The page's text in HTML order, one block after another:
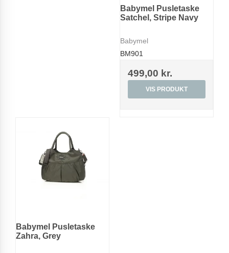
Babymel Pusletaske
Satchel, Stripe Navy
Babymel
BM901
499,00 kr.
VIS PRODUKT
Babymel Pusletaske
Zahra, Grey